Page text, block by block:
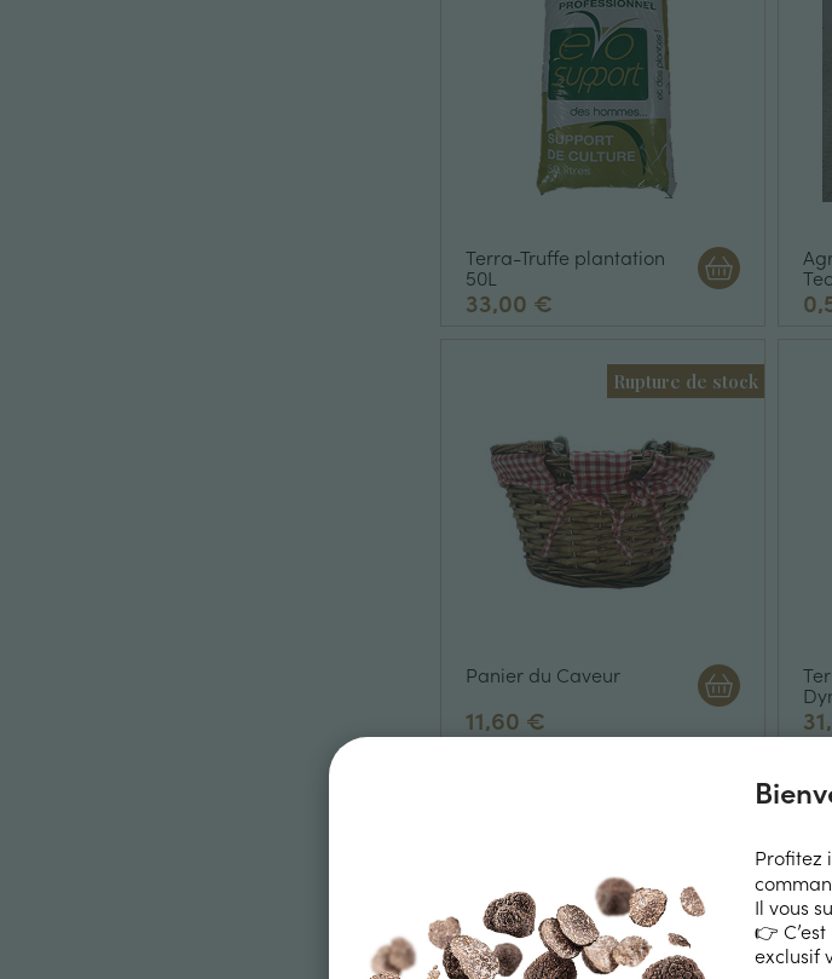
Terra-Truffe plantation
50L
33,00 €
Rupture de stock
Panier du Caveur
11,60 €
Profitez
Il vous
👉
exclusif